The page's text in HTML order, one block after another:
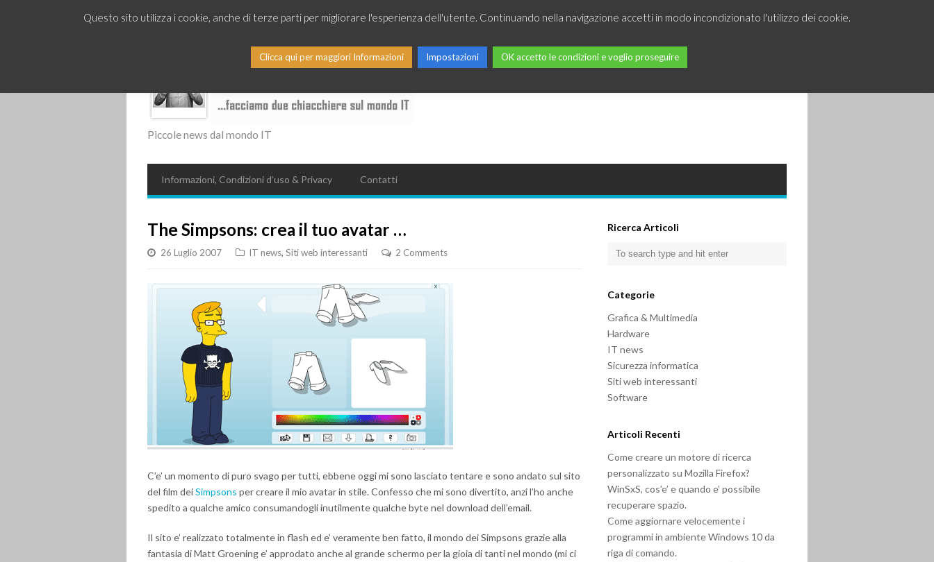
Piccole news dal mondo IT
Informazioni, Condizioni d’uso & Privacy Contatti
The Simpsons: crea il tuo avatar …
26 Luglio 2007 IT news, Siti web interessanti 2 Comments
C’e’ un momento di puro svago per tutti, ebbene oggi mi sono lasciato tentare e sono andato sul sito
del film deiSimpsons per creare il mio avatar in stile. Confesso che mi sono divertito, anzi l’ho anche
spedito a qualche amico consumandogli inutilmente qualche byte nel download dell’email.
Il sito e’ realizzato totalmente in flash ed e’ veramente ben fatto, il mondo dei Simpsons grazie alla
fantasia di Matt Groening e’ approdato anche al grande schermo per la gioia di tanti nel mondo (mi ci
Ricerca Articoli
Categorie
Grafica & Multimedia
Hardware
IT news
Sicurezza informatica
Siti web interessanti
Software
Articoli Recenti
Come creare un motore di ricerca
personalizzato su Mozilla Firefox?
WinSxS, cos’e’ e quando e’ possibile
recuperare spazio.
Come aggiornare velocemente i
programmi in ambiente Windows 10 da
riga di comando.
Questo sito utilizza i cookie, anche di terze parti per migliorare l'esperienza dell'utente. Continuando nella navigazione accetti in modo incondizionato l'utilizzo dei cookie.
Clicca qui per maggiori Informazioni Impostazioni OK accetto le condizioni e voglio proseguire